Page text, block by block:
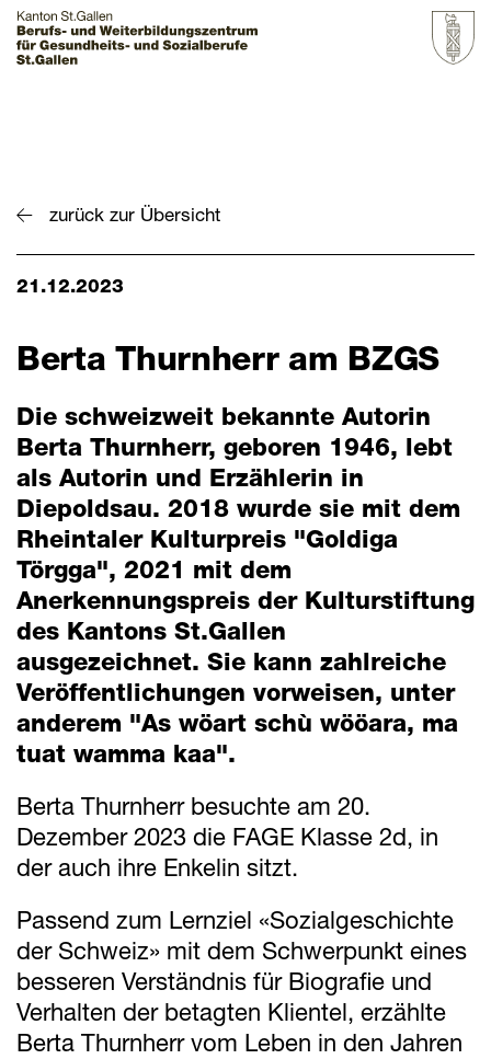
zurück zur Übersicht
21.12.2023
Berta Thurnherr am BZGS
Die schweizweit bekannte Autorin
Berta Thurnherr, geboren 1946, lebt
als Autorin und Erzählerin in
Diepoldsau. 2018 wurde sie mit dem
Rheintaler Kulturpreis "Goldiga
Törgga", 2021 mit dem
Anerkennungspreis der Kulturstiftung
des Kantons St.Gallen
ausgezeichnet. Sie kann zahlreiche
Veröffentlichungen vorweisen, unter
anderem "As wöart schù wööara, ma
tuat wamma kaa".
Berta Thurnherr besuchte am 20.
Dezember 2023 die FAGE Klasse 2d, in
der auch ihre Enkelin sitzt.
Passend zum Lernziel «Sozialgeschichte
der Schweiz» mit dem Schwerpunkt eines
besseren Verständnis für Biografie und
Verhalten der betagten Klientel, erzählte
Berta Thurnherr vom Leben in den Jahren
Weiterbildung
Zur Übersicht
Kontakt
Aktuelles
Mitteilungen
Termine
Downloads
Schnellzugriff
Webmail
Downloads